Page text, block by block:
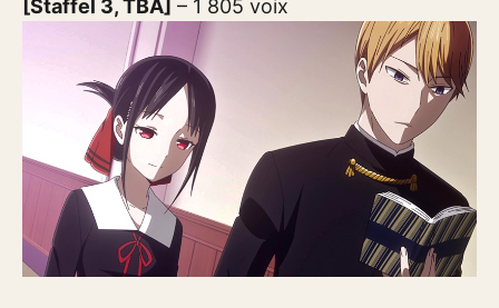
[Staffel 3, TBA] – 1 805 voix